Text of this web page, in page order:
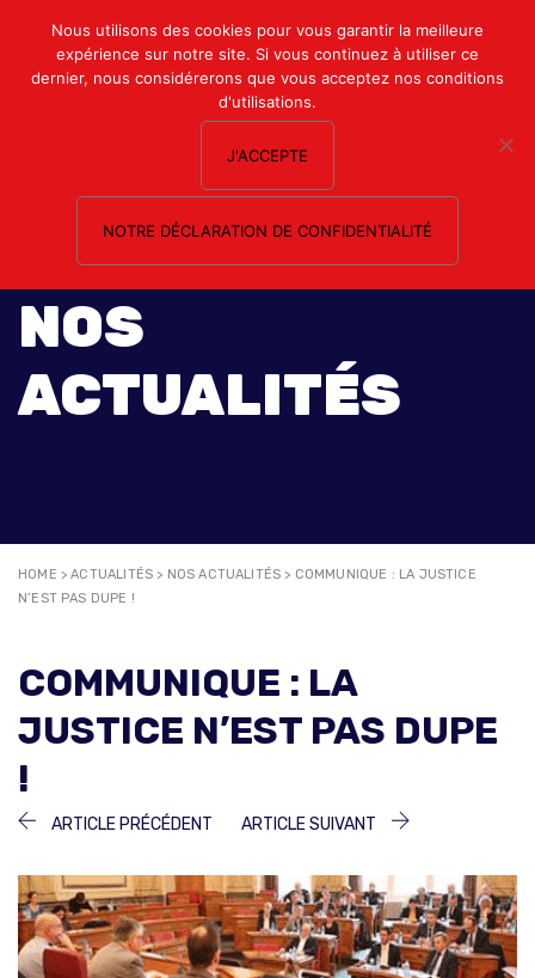
Mon compte
Nous contacter
NOS
ACTUALITÉS
HOME >ACTUALITÉS > NOS ACTUALITÉS > COMMUNIQUE : LA JUSTICE
N’EST PAS DUPE !
COMMUNIQUE : LA
JUSTICE N’EST PAS DUPE
!
NAVIGATION
L’ARTICLE
ARTICLE PRÉCÉDENT ARTICLE
ARTICLE SUIVANT
ARTICLE
Nous utilisons des cookies pour vous garantir la meilleure
expérience sur notre site. Si vous continuez à utiliser ce
dernier, nous considérerons que vous acceptez nos conditions
d'utilisations.
J'ACCEPTE
NOTRE DÉCLARATION DE CONFIDENTIALITÉ